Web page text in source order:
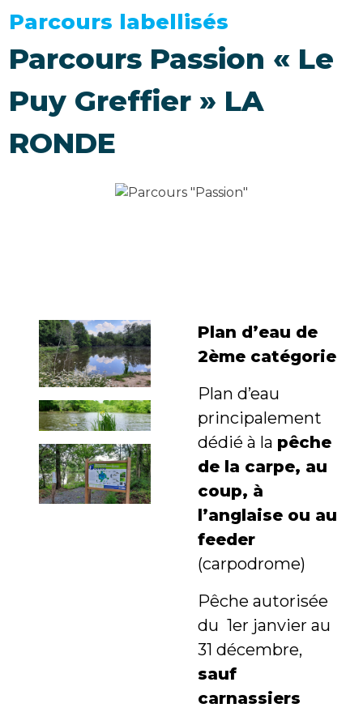
Parcours labellisés
Parcours Passion « Le
Puy Greffier » LA
RONDE
Plan d’eau de
2ème catégorie
Plan d’eau
principalement
dédié à la pêche
de la carpe, au
coup, à
l’anglaise ou au
feeder
(carpodrome)
Pêche autorisée
du 1er janvier au
31 décembre,
sauf
carnassiers